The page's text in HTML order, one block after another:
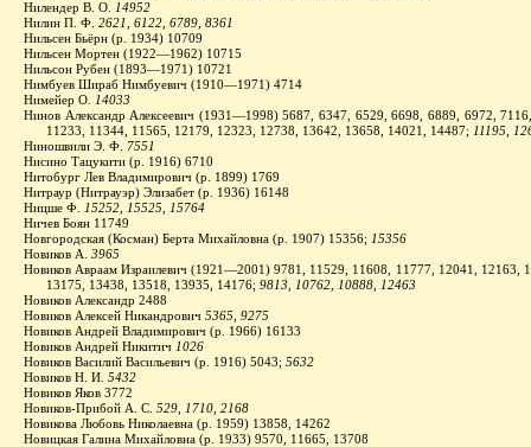
Нилендер В. О. 14952
Нилин П. Ф. 2621, 6122, 6789, 8361
Нильсен Бьёрн (р. 1934) 10709
Нильсен Мортен (1922—1962) 10715
Нильсон Рубен (1893—1971) 10721
Нимбуев Шираб Нимбуевич (1910—1971) 4714
Нимейер О. 14033
Нинов Александр Алексеевич (1931—1998) 5687, 6347, 6529, 6698, 6889, 6972,
11233, 11344, 11565, 12179, 12323, 12738, 13642, 13658, 14021, 14487; 11195,
Ниношвили Э. Ф. 7551
Нисино Тацукити (р. 1916) 6710
Нитобург Лев Владимирович (р. 1899) 1769
Нитраур (Нитрауэр) Элизабет (р. 1936) 16148
Ницше Ф. 15252, 15525, 15764
Ничев Боян 11749
Новгородская (Косман) Берта Михайловна (р. 1907) 15356; 15356
Новиков А.
3965
Новиков Авраам Израилевич (1921—2001) 9781, 11529, 11608, 11777, 12041, 12163,
13175, 13438, 13518, 13935, 14176; 9813, 10762, 10888, 12463
Новиков Александр 2488
Новиков Алексей Никандрович 5365, 9275
Новиков Андрей Владимирович (р. 1966) 16133
Новиков Андрей Никитич 1026
Новиков Василий Васильевич (р. 1916) 5043; 5632
Новиков Н. И. 5432
Новиков Яков 3772
Новиков-Прибой А. С. 529, 1710, 2168
Новикова Любовь Николаевна (р. 1959) 13858, 14262
Новицкая Галина Михайловна (р. 1933) 9570, 11665, 13708